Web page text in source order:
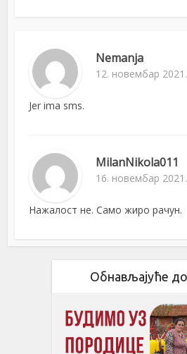
Nemanja
12. новембар
Jer ima sms.
MilanNikola011
16. новембар
Нажалост не. Само жиро рачун.
Обнављајуће